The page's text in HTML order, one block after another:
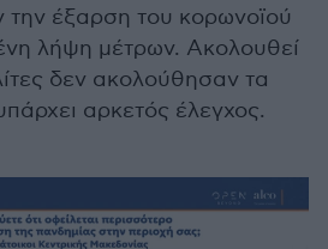
την έξαρση του κορωνοϊού
λήψη μέτρων. Ακολουθεί
δεν ακολούθησαν τα
αρκετός έλεγχος.